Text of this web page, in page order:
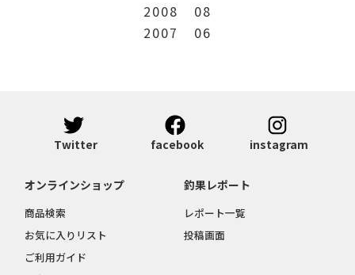
2008
08
2007
06
Twitter facebook instagram
オンラインショップ
商品検索
お気に入りリスト
ご利用ガイド
釣果レポート
レポート一覧
投稿画面